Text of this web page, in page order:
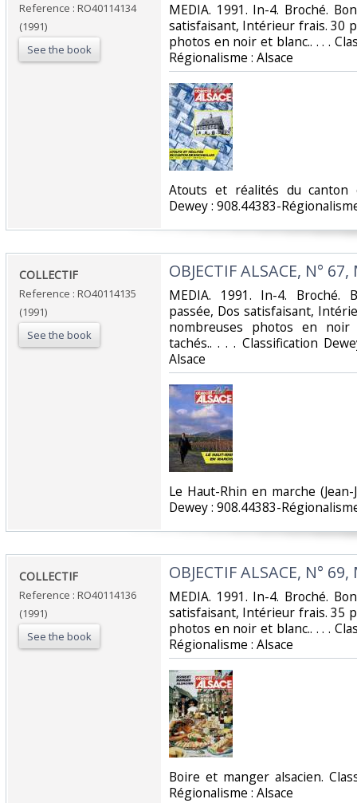
Reference : RO40114134
(1991)
See the book
‎MEDIA. 1991. In-4. Broché.
satisfaisant, Intérieur frais. 30
photos en noir et blanc.. . . .
Régionalisme : Alsace‎
‎Atouts et réalités du canton
Dewey : 908.44383-
‎COLLECTIF‎
Reference : RO40114135
(1991)
See the book
‎OBJECTIF ALSACE, N°
‎MEDIA. 1991. In-4. Broché.
passée, Dos satisfaisant,
nombreuses photos en
tachés.. . . . Classification
Alsace‎
‎Le Haut-Rhin en marche
Dewey : 908.44383-
‎COLLECTIF‎
Reference : RO40114136
(1991)
See the book
‎OBJECTIF ALSACE, N°
‎MEDIA. 1991. In-4. Broché.
satisfaisant, Intérieur frais. 35
photos en noir et blanc.. . . .
Régionalisme : Alsace‎
‎Boire et manger alsacien.
Régionalisme : Alsace‎